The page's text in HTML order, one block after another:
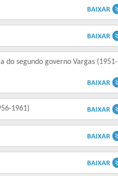
do segundo governo Vargas (1951-
1961)